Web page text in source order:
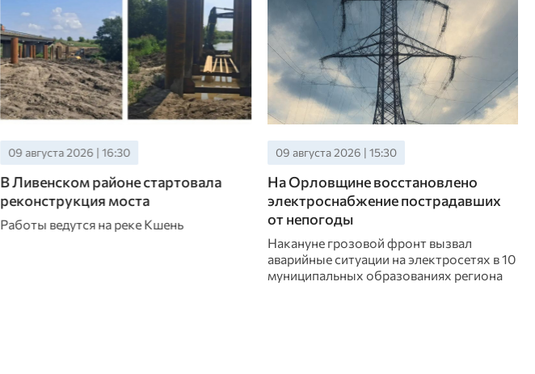
09 августа 2026 | 15:30
На Орловщине восстановлено
электроснабжение пострадавших
от непогоды
09 августа 2026 | 14:30
В Мценском районе в лесу
потерялась супружеская пара
Мужчина и женщина заблудились в
районе села Спасское-Лутовиново